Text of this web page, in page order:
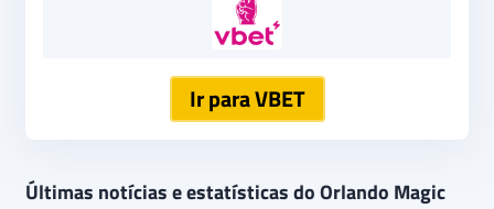
Ir para VBET
Últimas notícias e estatísticas do Orlando Magic